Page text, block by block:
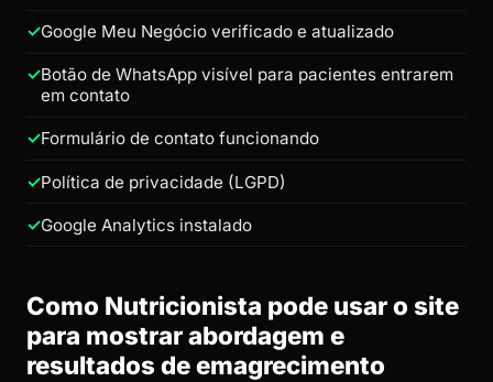
Google Meu Negócio verificado e atualizado
Botão de WhatsApp visível para pacientes entrarem
em contato
Formulário de contato funcionando
Política de privacidade (LGPD)
Google Analytics instalado
Como Nutricionista pode usar o site
para mostrar abordagem e
resultados de emagrecimento